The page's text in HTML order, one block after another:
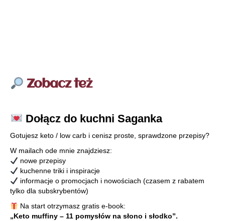
Zobacz też
Dołącz do kuchni Saganka
Gotujesz keto / low carb i cenisz proste, sprawdzone przepisy?
W mailach ode mnie znajdziesz:
nowe przepisy
kuchenne triki i inspiracje
informacje o promocjach i nowościach (czasem z rabatem
tylko dla subskrybentów)
Na start otrzymasz gratis e-book:
„Keto muffiny – 11 pomysłów na słono i słodko”.